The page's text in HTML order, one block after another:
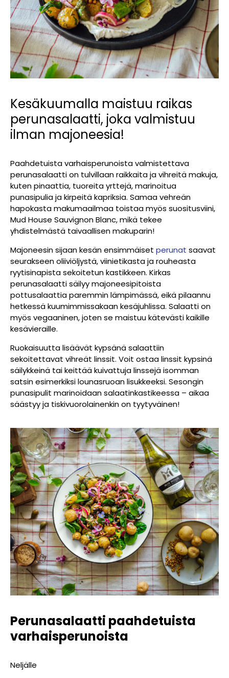
Kesäkuumalla maistuu raikas
perunasalaatti, joka valmistuu
ilman majoneesia!
Paahdetuista varhaisperunoista valmistettava
perunasalaatti on tulvillaan raikkaita ja vihreitä makuja,
kuten pinaattia, tuoreita yrttejä, marinoitua
punasipulia ja kirpeitä kapriksia. Samaa vehreän
hapokasta makumaailmaa toistaa myös suositusviini,
Mud House Sauvignon Blanc, mikä tekee
yhdistelmästä taivaallisen makuparin!
Majoneesin sijaan kesän ensimmäiset perunat saavat
seurakseen oliiviöljystä, viinietikasta ja rouheasta
ryytisinapista sekoitetun kastikkeen. Kirkas
perunasalaatti säilyy majoneesipitoista
pottusalaattia paremmin lämpimässä, eikä pilaannu
hetkessä kuumimmissakaan kesäjuhlissa. Salaatti on
myös vegaaninen, joten se maistuu kätevästi kaikille
kesävieraille.
Ruokaisuutta lisäävät kypsänä salaattiin
sekoitettavat vihreät linssit. Voit ostaa linssit kypsinä
säilykkeinä tai keittää kuivattuja linssejä isomman
satsin esimerkiksi lounasruoan lisukkeeksi. Sesongin
punasipulit marinoidaan salaatinkastikeessa – aikaa
säästyy ja tiskivuorolainenkin on tyytyväinen!
Perunasalaatti paahdetuista
varhaisperunoista
Neljälle